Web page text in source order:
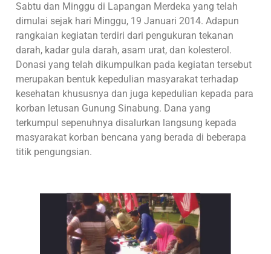
Sabtu dan Minggu di Lapangan Merdeka yang telah
dimulai sejak hari Minggu, 19 Januari 2014. Adapun
rangkaian kegiatan terdiri dari pengukuran tekanan
darah, kadar gula darah, asam urat, dan kolesterol.
Donasi yang telah dikumpulkan pada kegiatan tersebut
merupakan bentuk kepedulian masyarakat terhadap
kesehatan khususnya dan juga kepedulian kepada para
korban letusan Gunung Sinabung. Dana yang
terkumpul sepenuhnya disalurkan langsung kepada
masyarakat korban bencana yang berada di beberapa
titik pengungsian.